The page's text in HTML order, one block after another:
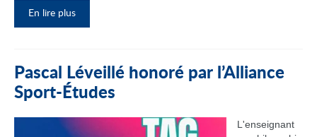
En lire plus
Pascal Léveillé honoré par l’Alliance
Sport-Études
L'enseignant